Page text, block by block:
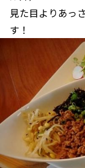
見た目よりあっ
す！